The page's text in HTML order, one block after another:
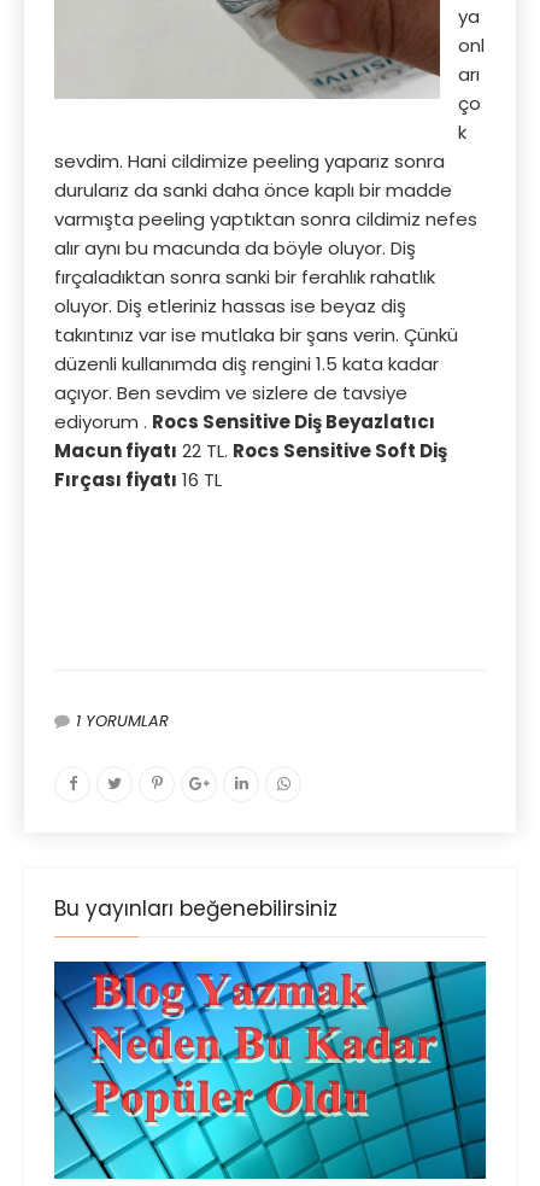
ya
onl
arı
ço
k
sevdim. Hani cildimize peeling yaparız sonra
durularız da sanki daha önce kaplı bir madde
varmışta peeling yaptıktan sonra cildimiz nefes
alır aynı bu macunda da böyle oluyor. Diş
fırçaladıktan sonra sanki bir ferahlık rahatlık
oluyor. Diş etleriniz hassas ise beyaz diş
takıntınız var ise mutlaka bir şans verin. Çünkü
düzenli kullanımda diş rengini 1.5 kata kadar
açıyor. Ben sevdim ve sizlere de tavsiye
ediyorum . Rocs Sensitive Diş Beyazlatıcı
Macun fiyatı 22 TL. Rocs Sensitive Soft Diş
Fırçası fiyatı 16 TL
1 YORUMLAR
Bu yayınları beğenebilirsiniz